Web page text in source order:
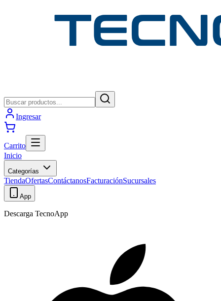
Ingresar
Carrito
Inicio
Categorías
TiendaOfertasContáctanosFacturaciónSucursales
App
Descarga TecnoApp